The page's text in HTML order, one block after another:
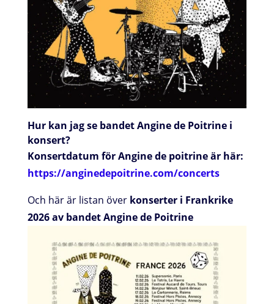
Hur kan jag se bandet Angine de Poitrine i
konsert?
Konsertdatum för Angine de poitrine är här:
https://anginedepoitrine.com/concerts
Och här är listan över konserter i Frankrike
2026 av bandet Angine de Poitrine